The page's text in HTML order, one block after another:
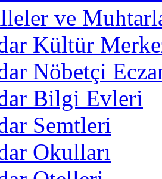
ve
Kültür
Nöbetçi
Bilgi Evleri
Semtleri
Okulları